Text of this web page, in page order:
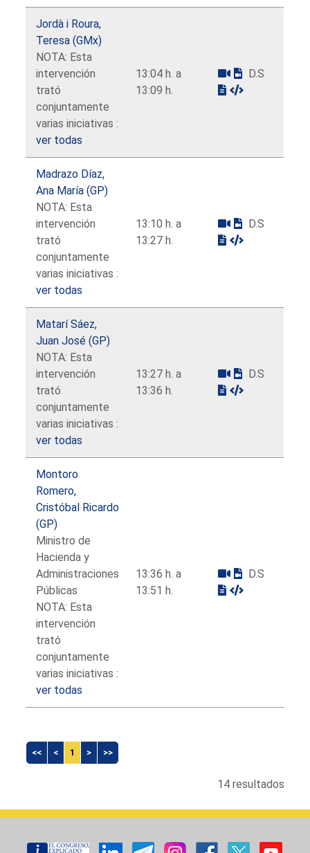
Jordà i Roura,
Teresa (GMx)
NOTA: Esta
intervención
trató
conjuntamente
varias iniciativas :
ver todas
13:04 h. a
13:09 h.
D.S
Madrazo Díaz,
Ana María (GP)
NOTA: Esta
intervención
trató
conjuntamente
varias iniciativas :
ver todas
13:10 h. a
13:27 h.
D.S
Matarí Sáez,
Juan José (GP)
NOTA: Esta
intervención
trató
conjuntamente
varias iniciativas :
ver todas
13:27 h. a
13:36 h.
D.S
Montoro
Romero,
Cristóbal Ricardo
(GP)
Ministro de
Hacienda y
Administraciones
Públicas
NOTA: Esta
intervención
trató
conjuntamente
varias iniciativas :
ver todas
13:36 h. a
13:51 h.
D.S
<< < 1 > >>
14 resultados